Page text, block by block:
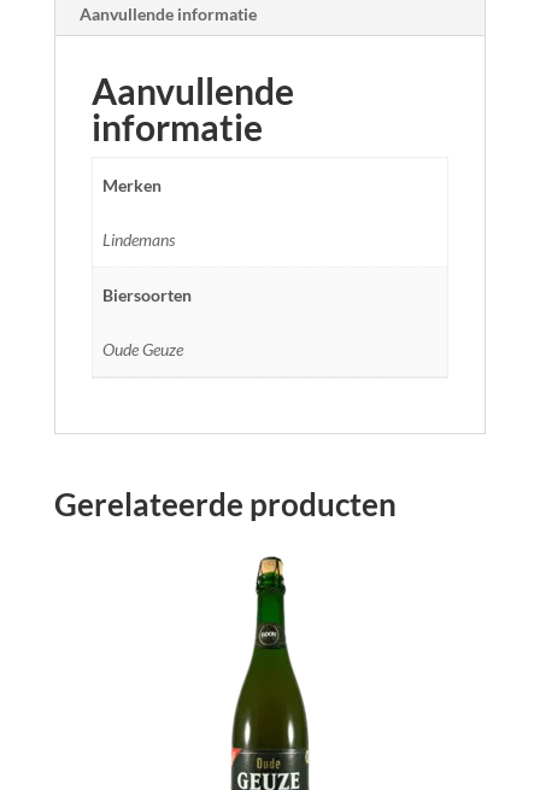
Aanvullende informatie
Aanvullende
informatie
Merken
Lindemans
Biersoorten
Oude Geuze
Gerelateerde producten